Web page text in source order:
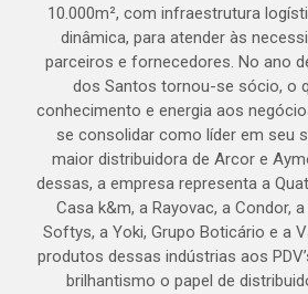
10.000m², com infraestrutura
dinâmica, para atender às
parceiros e fornecedores. No ano
dos Santos tornou-se sócio, o
conhecimento e energia aos
se consolidar como líder em seu
maior distribuidora de Arcor e
dessas, a empresa representa a
Casa k&m, a Rayovac, a Condor,
Softys, a Yoki, Grupo Boticário e a
produtos dessas indústrias aos
brilhantismo o papel de